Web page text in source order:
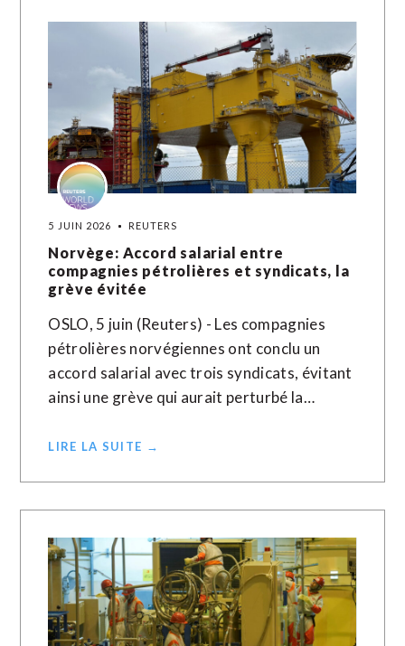
5 JUIN 2026 REUTERS
Norvège: Accord salarial entre
compagnies pétrolières et syndicats, la
grève évitée
OSLO, 5 juin (Reuters) - Les compagnies
pétrolières norvégiennes ont conclu un
accord salarial avec trois syndicats, évitant
ainsi une grève qui aurait perturbé la…
LIRE LA SUITE →